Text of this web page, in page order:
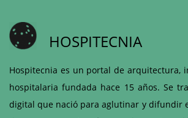
HOSPITECNIA
Hospitecnia es un portal de arquitectura,
hospitalaria fundada hace 15 años. Se
digital que nació para aglutinar y difundir